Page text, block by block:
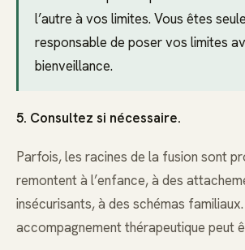
l’autre à vos limites. Vous êtes
responsable de poser vos limites
bienveillance.
5. Consultez si nécessaire.
Parfois, les racines de la fusion sont
remontent à l’enfance, à des
insécurisants, à des schémas
accompagnement thérapeutique peut